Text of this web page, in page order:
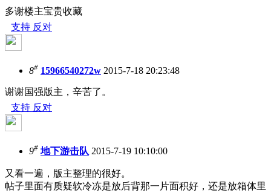
多谢楼主宝贵收藏
支持 反对
8# 15966540272w 2015-7-18 20:23:48
谢谢国强版主，辛苦了。
支持 反对
9# 地下游击队 2015-7-19 10:10:00
又看一遍，版主整理的很好。
帖子里面有质疑软冷冻是放后背那一片面积好，还是放箱体里